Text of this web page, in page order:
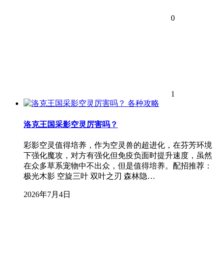
0
1
各种攻略
洛克王国采影空灵厉害吗？
彩影空灵值得培养，作为空灵兽的超进化，在芬芳环境
下强化魔攻，对方有强化但免疫负面时提升速度，虽然
在众多草系宠物中不出众，但是值得培养。配招推荐：
极光木影 空旋三叶 双叶之刃 森林隐…
2026年7月4日